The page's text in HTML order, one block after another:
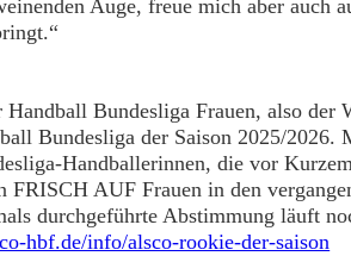
Auge, freue mich aber auch
Bundesliga Frauen, also der
Bundesliga der Saison 2025/2026.
Handballerinnen, die vor
FRISCH AUF Frauen in den
durchgeführte Abstimmung läuft
hbf.de/info/alsco-rookie-der-saison